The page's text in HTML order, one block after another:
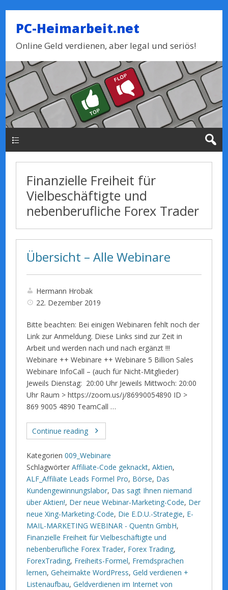
PC-Heimarbeit.net
Online Geld verdienen, aber legal und seriös!
Finanzielle Freiheit für
Vielbeschäftigte und
nebenberufliche Forex Trader
Übersicht – Alle Webinare
Hermann Hrobak
22. Dezember 2019
Bitte beachten: Bei einigen Webinaren fehlt noch der
Link zur Anmeldung. Diese Links sind zur Zeit in
Arbeit und werden nach und nach ergänzt !!!
Webinare ++ Webinare ++ Webinare 5 Billion Sales
Webinare InfoCall – (auch für Nicht-Mitglieder)
Jeweils Dienstag: 20:00 Uhr Jeweils Mittwoch: 20:00
Uhr Raum > https://zoom.us/j/86990054890 ID >
869 9005 4890 TeamCall …
Continue reading
Kategorien 009_Webinare
Schlagwörter Affiliate-Code geknackt,Aktien,
ALF_Affiliate Leads Formel Pro, Börse, Das
Kundengewinnungslabor, Das sagt Ihnen niemand
über Aktien!, Der neue Webinar-Marketing-Code, Der
neue Xing-Marketing-Code, Die E.D.U.-Strategie, E-
MAIL-MARKETING WEBINAR - Quentn GmbH,
Finanzielle Freiheit für Vielbeschäftigte und
nebenberufliche Forex Trader, Forex Trading,
ForexTrading, Freiheits-Formel, Fremdsprachen
lernen,Geheimakte WordPress,Geld verdienen +
Listenaufbau,Geldverdienen im Internet von